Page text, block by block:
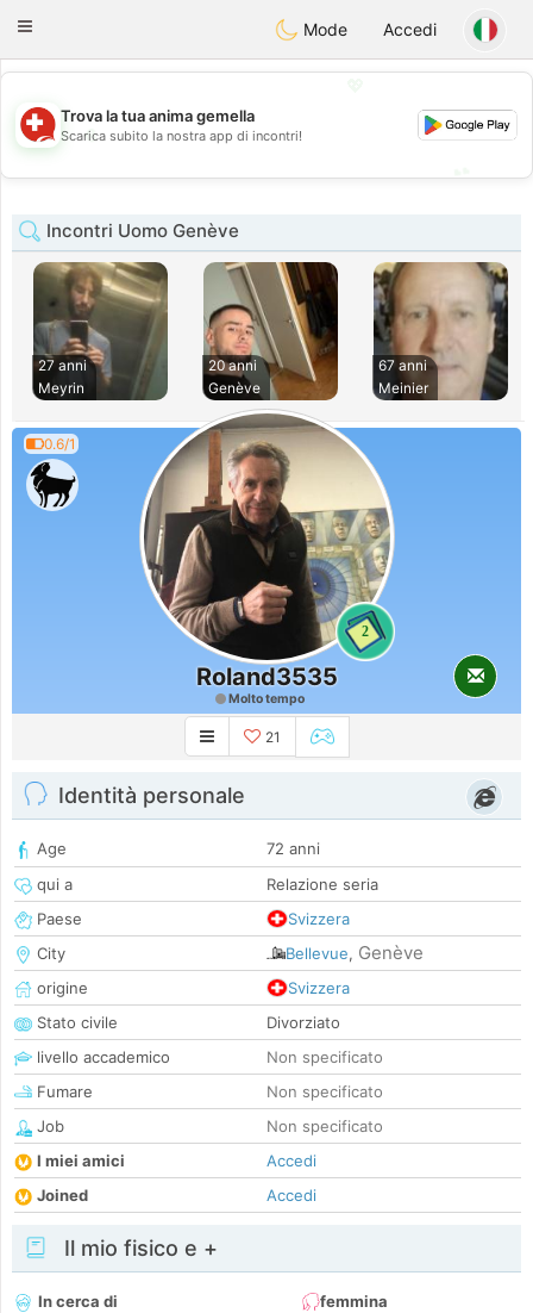
Suissi
Toggle
Mode Accedi
💖
💕
Trova la tua anima gemella
Scarica subito la nostra app di incontri!
Incontri Uomo Genève
27 anni
Meyrin
20 anni
Genève
67 anni
Meinier
0.6/1
2
Roland3535
Molto tempo
21
Identità personale
Age
72 anni
qui a
Relazione seria
Paese
Svizzera
City
Bellevue, Genève
origine
Svizzera
Stato civile
Divorziato
livello accademico
Non specificato
Fumare
Non specificato
Job
Non specificato
I miei amici
Accedi
Joined
Accedi
Il mio fisico e +
In cerca di
femmina